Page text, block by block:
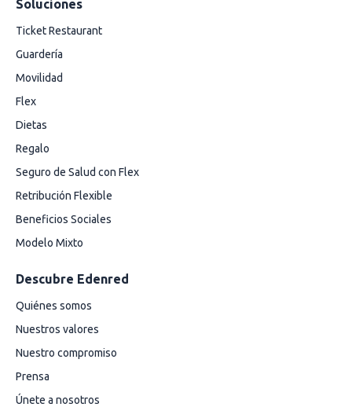
Soluciones
Ticket Restaurant
Guardería
Movilidad
Flex
Dietas
Regalo
Seguro de Salud con Flex
Retribución Flexible
Beneficios Sociales
Modelo Mixto
Descubre Edenred
Quiénes somos
Nuestros valores
Nuestro compromiso
Prensa
Únete a nosotros